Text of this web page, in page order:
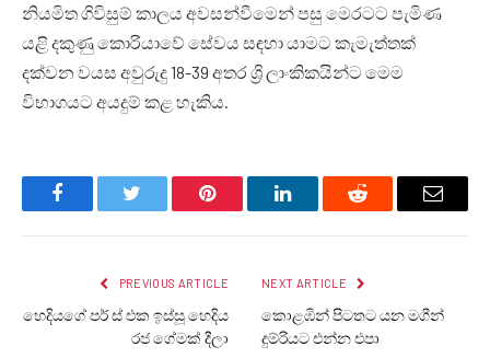
නියමිත ගිවිසුම් කාලය අවසන්වීමෙන් පසු මෙරටට පැමිණ
යළි දකුණු කොරියාවේ සේවය සඳහා යාමට කැමැත්තක්
දක්වන වයස අවුරුදු 18-39 අතර ශ්‍රි ලාංකිකයින්ට මෙම
විභාගයට අයදුම් කළ හැකිය.
FacebookTwitter Pinterest LinkedInReddit Email
PREVIOUS ARTICLE
හෙදියගේ පර් ස් එක ඉස්සූ හෙදිය
රජ ගේමක් දීලා
NEXT ARTICLE
කොළඹින් පිටතට යන මගීන්
දුම්රියට එන්න එපා